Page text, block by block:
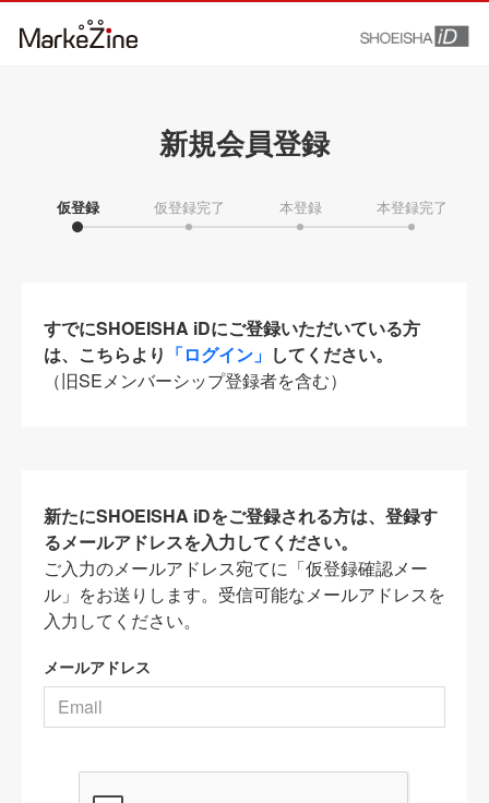
新規会員登録
仮登録 仮登録完了 本登録 本登録完了
すでにSHOEISHA iDにご登録いただいている方
は、こちらより 「ログイン」 してください。
（旧SEメンバーシップ登録者を含む）
新たにSHOEISHA iDをご登録される方は、登録す
るメールアドレスを入力してください。
ご入力のメールアドレス宛てに「仮登録確認メー
ル」をお送りします。受信可能なメールアドレスを
入力してください。
メールアドレス